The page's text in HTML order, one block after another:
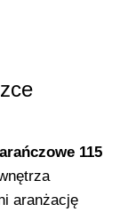
115
aranżację